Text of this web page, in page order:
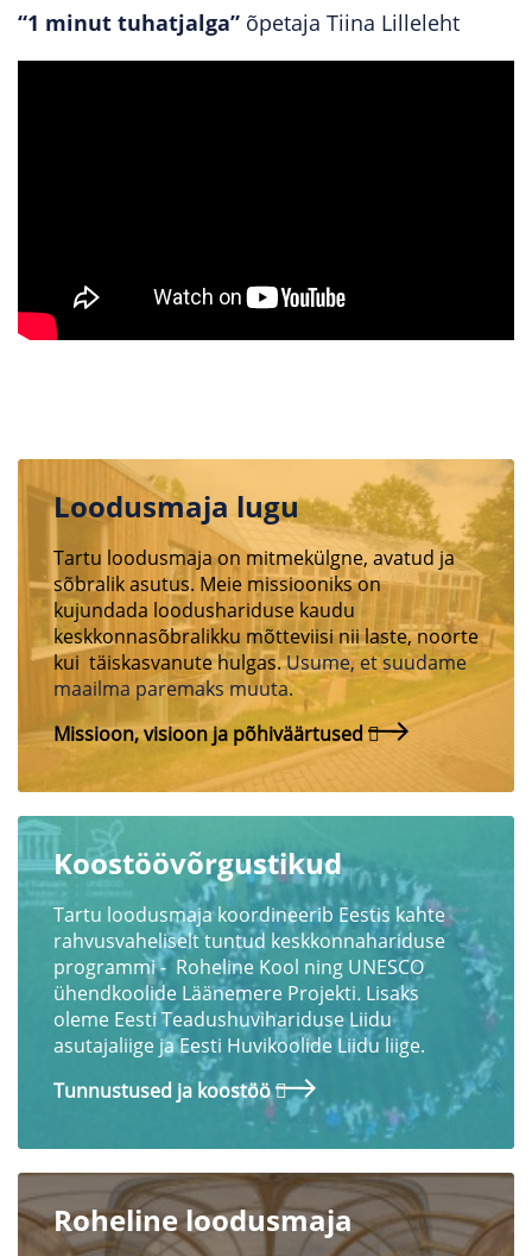
“1 minut tuhatjalga” õpetaja Tiina Lilleleht
Loodusmaja lugu
Tartu loodusmaja on mitmekülgne, avatud ja
sõbralik asutus. Meie missiooniks on
kujundada loodushariduse kaudu
keskkonnasõbralikku mõtteviisi nii laste, noorte
kui täiskasvanute hulgas.Usume, et suudame
maailma paremaks muuta.
Missioon, visioon ja põhiväärtused
Koostöövõrgustikud
Tartu loodusmaja koordineerib Eestis kahte
rahvusvaheliselt tuntud keskkonnahariduse
programmi - Roheline Kool ning UNESCO
ühendkoolide Läänemere Projekti. Lisaks
oleme Eesti Teadushuvihariduse Liidu
asutajaliige ja Eesti Huvikoolide Liidu liige.
Tunnustused ja koostöö
Roheline loodusmaja